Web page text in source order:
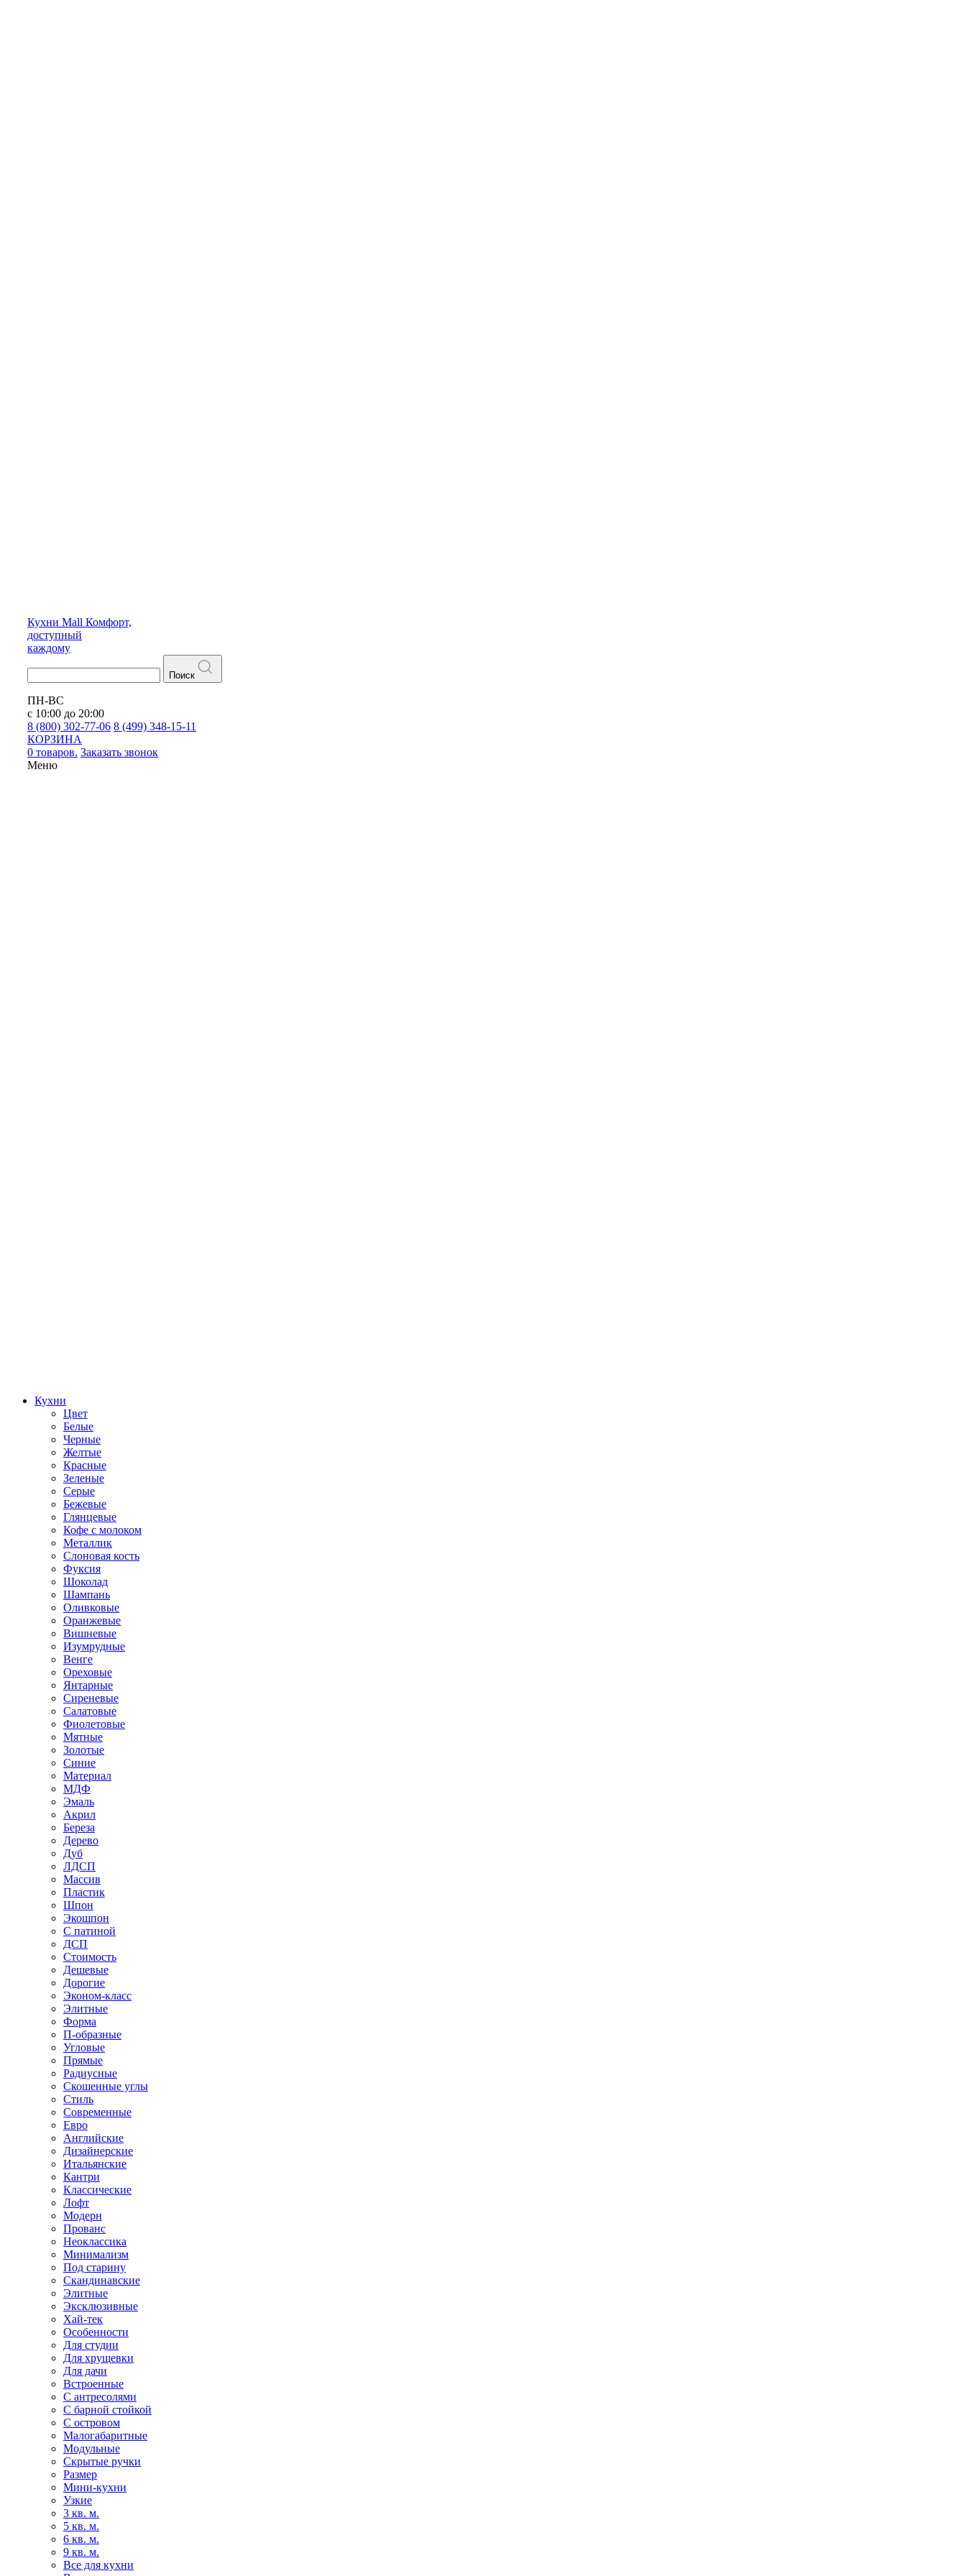
Кухни Mall Комфорт,
доступный
каждому
Поиск
ПН-ВС
с 10:00 до 20:00
8 (800) 302-77-06 8 (499) 348-15-11
КОРЗИНА
0 товаров. Заказать звонок
Меню
Кухни
Цвет
Белые
Черные
Желтые
Красные
Зеленые
Серые
Бежевые
Глянцевые
Кофе с молоком
Металлик
Слоновая кость
Фуксия
Шоколад
Шампань
Оливковые
Оранжевые
Вишневые
Изумрудные
Венге
Ореховые
Янтарные
Сиреневые
Салатовые
Фиолетовые
Мятные
Золотые
Синие
Материал
МДФ
Эмаль
Акрил
Береза
Дерево
Дуб
ЛДСП
Массив
Пластик
Шпон
Экошпон
С патиной
ДСП
Стоимость
Дешевые
Дорогие
Эконом-класс
Элитные
Форма
П-образные
Угловые
Прямые
Радиусные
Скошенные углы
Стиль
Современные
Евро
Английские
Дизайнерские
Итальянские
Кантри
Классические
Лофт
Модерн
Прованс
Неоклассика
Минимализм
Под старину
Скандинавские
Элитные
Эксклюзивные
Хай-тек
Особенности
Для студии
Для хрущевки
Для дачи
Встроенные
С антресолями
С барной стойкой
С островом
Малогабаритные
Модульные
Скрытые ручки
Размер
Мини-кухни
Узкие
3 кв. м.
5 кв. м.
6 кв. м.
9 кв. м.
Все для кухни